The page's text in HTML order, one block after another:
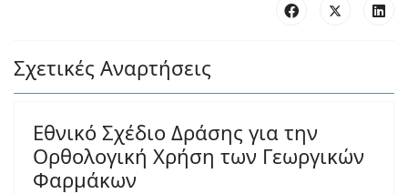
Σχετικές Αναρτήσεις
Εθνικό Σχέδιο Δράσης για την
Ορθολογική Χρήση των Γεωργικών
Φαρμάκων